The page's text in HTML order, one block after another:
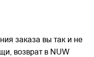
заказа вы так и не
возврат в NUW